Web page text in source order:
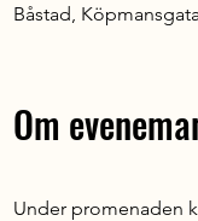
Båstad,
Om
Under promenaden